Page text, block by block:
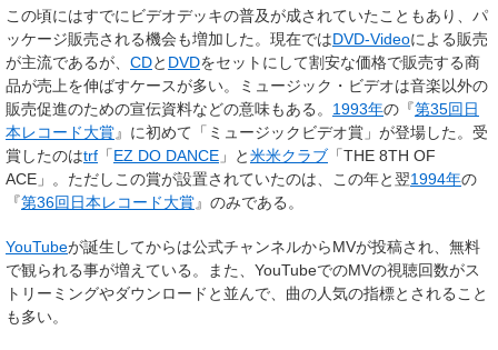
この頃にはすでにビデオデッキの普及が成されていたこともあり、パ
ッケージ販売される機会も増加した。現在ではDVD-Videoによる販売
が主流であるが、 CDと DVDをセットにして割安な価格で販売する商
品が売上を伸ばすケースが多い。ミュージック・ビデオは音楽以外の
販売促進のための宣伝資料などの意味もある。 1993年の『第35回日
本レコード大賞』に初めて「ミュージックビデオ賞」が登場した。受
賞したのはtrf 「EZ DO DANCE 」と米米クラブ 「THE 8TH OF
ACE」。ただしこの賞が設置されていたのは、この年と翌1994年の
『第36回日本レコード大賞』のみである。
YouTubeが誕生してからは公式チャンネルからMVが投稿され、無料
で観られる事が増えている。また、YouTubeでのMVの視聴回数がス
トリーミングやダウンロードと並んで、曲の人気の指標とされること
も多い。